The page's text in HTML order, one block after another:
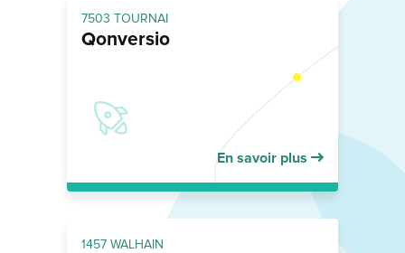
7503 TOURNAI
Qonversio
En savoir plus
1457 WALHAIN